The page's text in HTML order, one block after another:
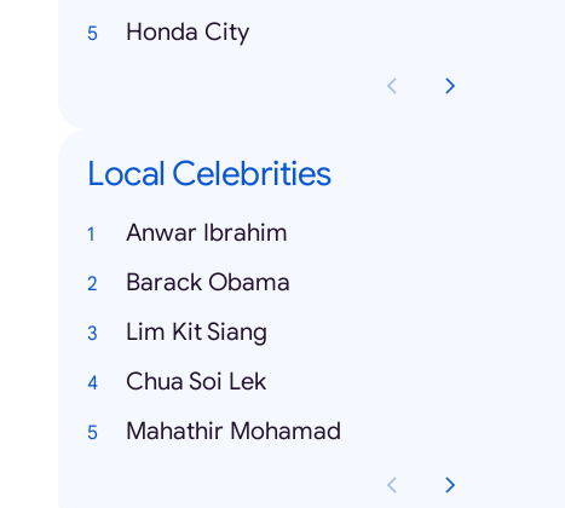
Honda City
Local Celebrities
Anwar Ibrahim
Barack Obama
Lim Kit Siang
Chua Soi Lek
Mahathir Mohamad